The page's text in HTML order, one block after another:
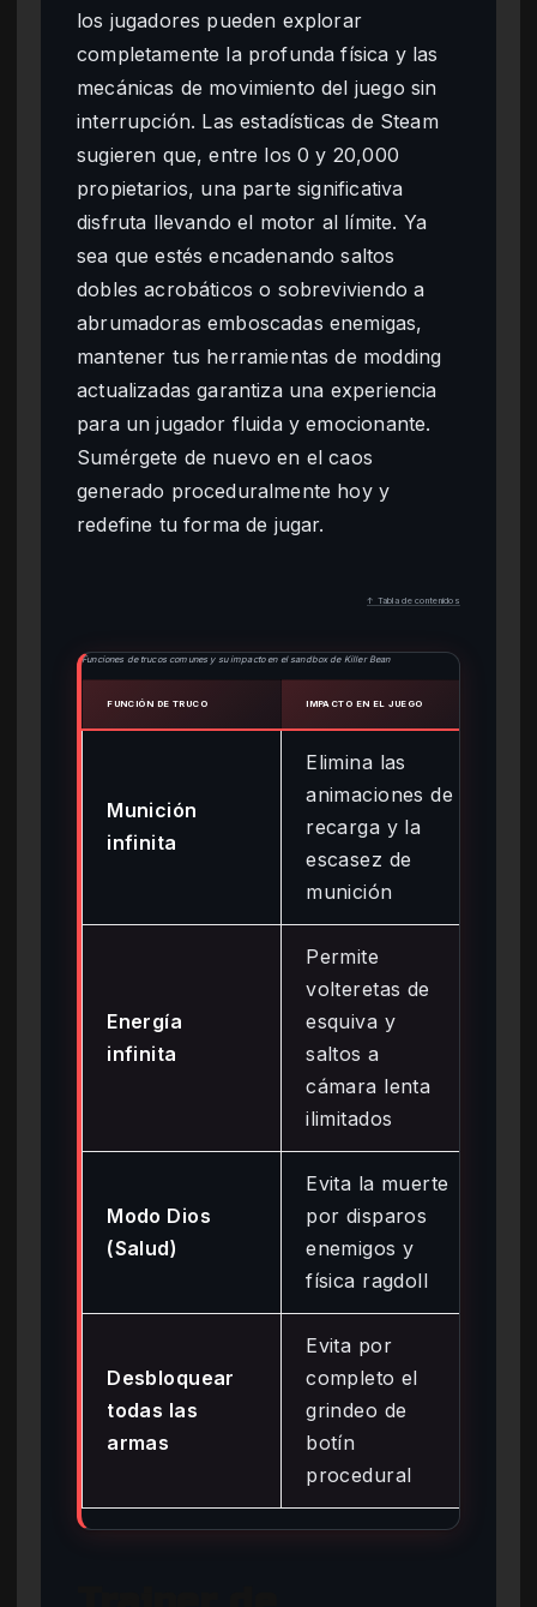
los jugadores pueden explorar
completamente la profunda física y las
mecánicas de movimiento del juego sin
interrupción. Las estadísticas de Steam
sugieren que, entre los 0 y 20,000
propietarios, una parte significativa
disfruta llevando el motor al límite. Ya
sea que estés encadenando saltos
dobles acrobáticos o sobreviviendo a
abrumadoras emboscadas enemigas,
mantener tus herramientas de modding
actualizadas garantiza una experiencia
para un jugador fluida y emocionante.
Sumérgete de nuevo en el caos
generado proceduralmente hoy y
redefine tu forma de jugar.
↑ Tabla de contenidos
Funciones de trucos comunes y su impacto en el sandbox de Killer Bean
FUNCIÓN DE TRUCO IMPACTO EN EL JUEGO
Munición
infinita
Elimina las
animaciones de
recarga y la
escasez de
munición
Energía
infinita
Permite
volteretas de
esquiva y
saltos a
cámara lenta
ilimitados
Modo Dios
(Salud)
Evita la muerte
por disparos
enemigos y
física ragdoll
Desbloquear
todas las
armas
Evita por
completo el
grindeo de
botín
procedural